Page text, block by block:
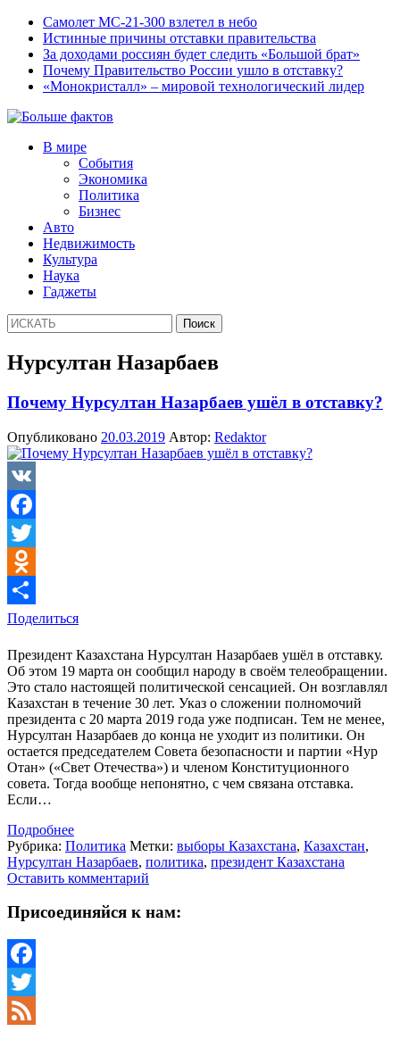
Самолет МС-21-300 взлетел в небо
Истинные причины отставки правительства
За доходами россиян будет следить «Большой брат»
Почему Правительство России ушло в отставку?
«Монокристалл» – мировой технологический лидер
В мире
События
Экономика
Политика
Бизнес
Авто
Недвижимость
Культура
Наука
Гаджеты
Нурсултан Назарбаев
Почему Нурсултан Назарбаев ушёл в отставку?
Опубликовано 20.03.2019 Автор: Redaktor
VK
Facebook
Twitter
Odnoklassniki
Поделиться
Президент Казахстана Нурсултан Назарбаев ушёл в отставку.
Об этом 19 марта он сообщил народу в своём телеобращении.
Это стало настоящей политической сенсацией. Он возглавлял
Казахстан в течение 30 лет. Указ о cложении полномочий
президента с 20 марта 2019 года уже подписан. Тем не менее,
Нурсултан Назарбаев до конца не уходит из политики. Он
остается председателем Совета безопасности и партии «Нур
Отан» («Свет Отечества») и членом Конституционного
совета. Тогда вообще непонятно, с чем связана отставка.
Если…
Подробнее
Рубрика: Политика Метки: выборы Казахстана, Казахстан,
Нурсултан Назарбаев, политика, президент Казахстана
Оставить комментарий
Присоединяйся к нам:
Facebook
Twitter